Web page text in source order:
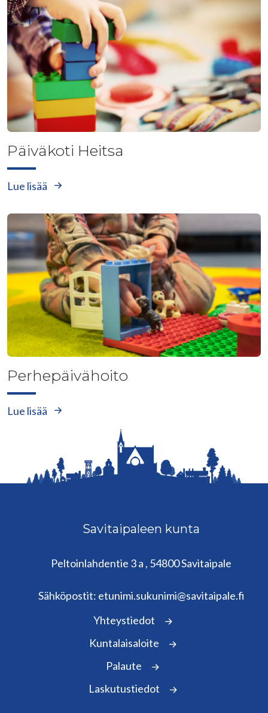
Päiväkoti Heitsa
Lue lisää
Perhepäivähoito
Lue lisää
Savitaipaleen kunta
Peltoinlahdentie 3 a , 54800 Savitaipale
Sähköpostit: etunimi.sukunimi@savitaipale.fi
Yhteystiedot
Kuntalaisaloite
Palaute
Laskutustiedot